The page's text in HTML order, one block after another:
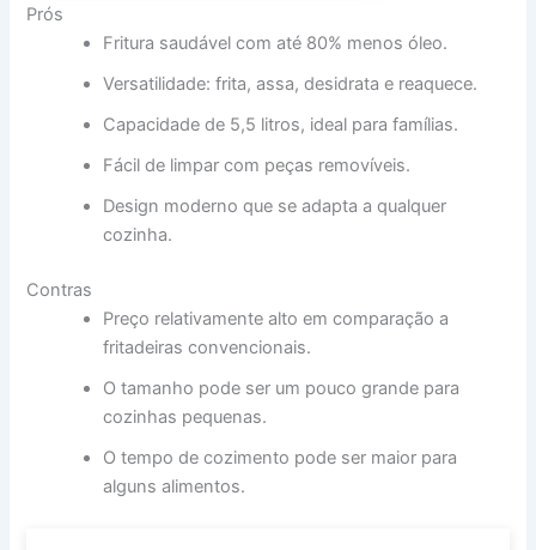
Prós
Fritura saudável com até 80% menos óleo.
Versatilidade: frita, assa, desidrata e reaquece.
Capacidade de 5,5 litros, ideal para famílias.
Fácil de limpar com peças removíveis.
Design moderno que se adapta a qualquer
cozinha.
Contras
Preço relativamente alto em comparação a
fritadeiras convencionais.
O tamanho pode ser um pouco grande para
cozinhas pequenas.
O tempo de cozimento pode ser maior para
alguns alimentos.